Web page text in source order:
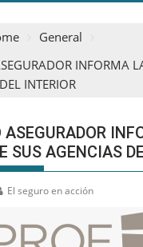
General
INFORMA
INTERIOR
ASEGURADOR
SUS AGENCIAS
El seguro en acción